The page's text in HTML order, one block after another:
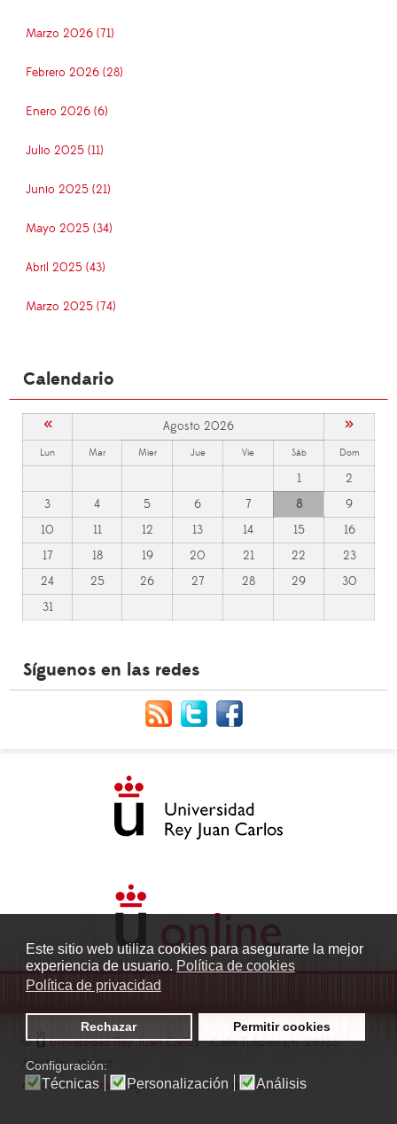
Este sitio web utiliza cookies para asegurarte la mejor
experiencia de usuario. Política de cookies
Política de privacidad
Rechazar Permitir cookies
Configuración:
Técnicas Personalización Análisis
Marzo 2026 (71)
Febrero 2026 (28)
Enero 2026 (6)
Julio 2025 (11)
Junio 2025 (21)
Mayo 2025 (34)
Abril 2025 (43)
Marzo 2025 (74)
Calendario
« Agosto 2026 »
Lun Mar Mier Jue Vie Sáb Dom
1
2
3
4 5 6 7 8
9
10
11 12 13 14 15
16
17
18 19 20 21 22
23
24
25 26 27 28 29
30
31
Síguenos en las redes
© Universidad Rey Juan Carlos- Calle Tulipán s/n. 28933
Móstoles. Madrid
radio.fuenlabrada1@urjc.es|Protección de datos|